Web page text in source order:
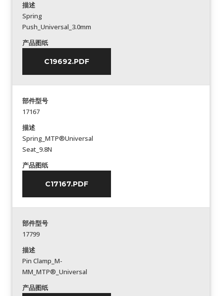
描述
Spring
Push_Universal_3.0mm
产品图纸
C19692.PDF
部件型号
17167
描述
Spring_MTP®Universal
Seat_9.8N
产品图纸
C17167.PDF
部件型号
17799
描述
Pin Clamp_M-
MM_MTP®_Universal
产品图纸